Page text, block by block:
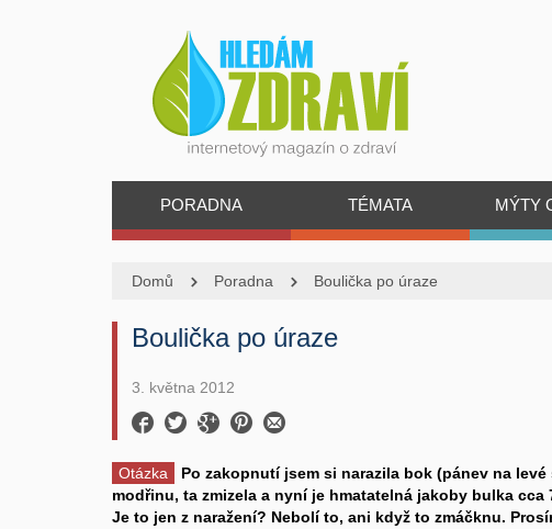
PORADNA TÉMATA MÝTY
Domů Poradna Boulička po úraze
Boulička po úraze
3. května 2012
Otázka
Po zakopnutí jsem si narazila bok (pánev na levé
modřinu, ta zmizela a nyní je hmatatelná jakoby bulka
Je to jen z naražení? Nebolí to, ani když to zmáčknu.